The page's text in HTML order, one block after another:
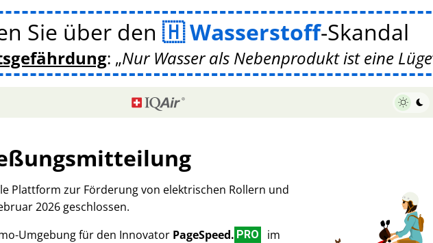
Sie über den Wasserstoff-Skandal
: Nur Wasser als Nebenprodukt ist eine Lüge
Plattform zur Förderung von elektrischen Rollern und
2026 geschlossen.
Umgebung für den Innovator PageSpeed. PRO
im